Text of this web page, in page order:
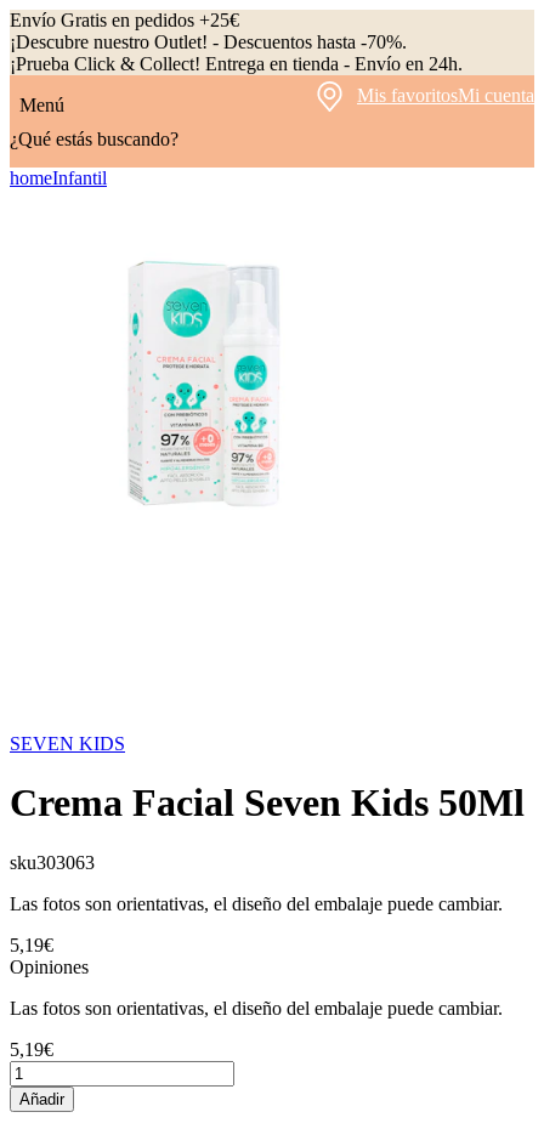
Envío Gratis en pedidos +25€
¡Descubre nuestro Outlet! - Descuentos hasta -70%.
¡Prueba Click & Collect! Entrega en tienda - Envío en 24h.
Menú
Mis favoritosMi cuenta
¿Qué estás buscando?
homeInfantil
SEVEN KIDS
Crema Facial Seven Kids 50Ml
sku303063
Las fotos son orientativas, el diseño del embalaje puede cambiar.
5,19€
Opiniones
Las fotos son orientativas, el diseño del embalaje puede cambiar.
5,19€
Añadir